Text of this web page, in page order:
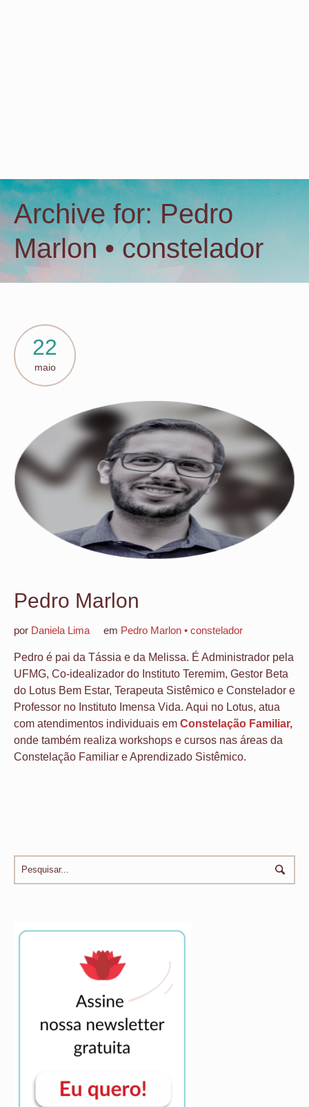
Archive for: Pedro
Marlon • constelador
22
maio
Pedro Marlon
por Daniela Lima em Pedro Marlon • constelador
Pedro é pai da Tássia e da Melissa. É Administrador pela
UFMG, Co-idealizador do Instituto Teremim, Gestor Beta
do Lotus Bem Estar, Terapeuta Sistêmico e Constelador e
Professor no Instituto Imensa Vida. Aqui no Lotus, atua
com atendimentos individuais em Constelação Familiar,
onde também realiza workshops e cursos nas áreas da
Constelação Familiar e Aprendizado Sistêmico.